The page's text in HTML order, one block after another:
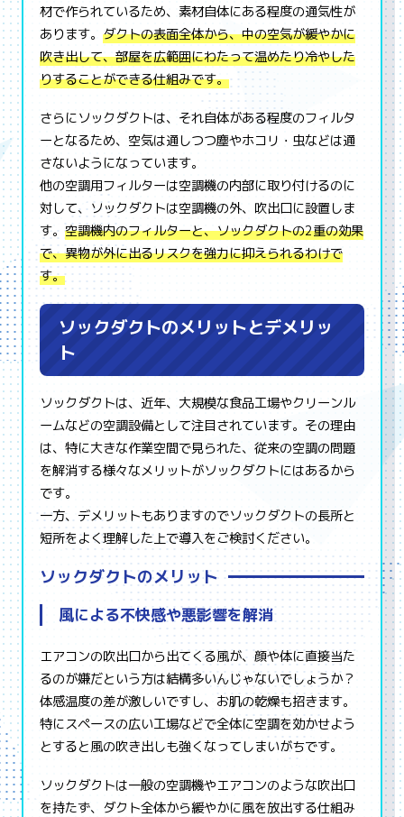
材で作られているため、素材自体にある程度の通気性が
あります。 ダクトの表面全体から、中の空気が緩やかに
吹き出して、部屋を広範囲にわたって温めたり冷やした
りすることができる仕組みです。
さらにソックダクトは、それ自体がある程度のフィルタ
ーとなるため、空気は通しつつ塵やホコリ・虫などは通
さないようになっています。
他の空調用フィルターは空調機の内部に取り付けるのに
対して、ソックダクトは空調機の外、吹出口に設置しま
す。 空調機内のフィルターと、ソックダクトの2重の効果
で、異物が外に出るリスクを強力に抑えられるわけで
す。
ソックダクトのメリットとデメリッ
ト
ソックダクトは、近年、大規模な食品工場やクリーンル
ームなどの空調設備として注目されています。その理由
は、特に大きな作業空間で見られた、従来の空調の問題
を解消する様々なメリットがソックダクトにはあるから
です。
一方、デメリットもありますのでソックダクトの長所と
短所をよく理解した上で導入をご検討ください。
ソックダクトのメリット
風による不快感や悪影響を解消
エアコンの吹出口から出てくる風が、顔や体に直接当た
るのが嫌だという方は結構多いんじゃないでしょうか？
体感温度の差が激しいですし、お肌の乾燥も招きます。
特にスペースの広い工場などで全体に空調を効かせよう
とすると風の吹き出しも強くなってしまいがちです。
ソックダクトは一般の空調機やエアコンのような吹出口
を持たず、ダクト全体から緩やかに風を放出する仕組み